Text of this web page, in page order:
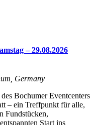
– 29.08.2026
Germany
Bochumer Eventcenters
– ein Treffpunkt für alle,
Fundstücken,
Start ins